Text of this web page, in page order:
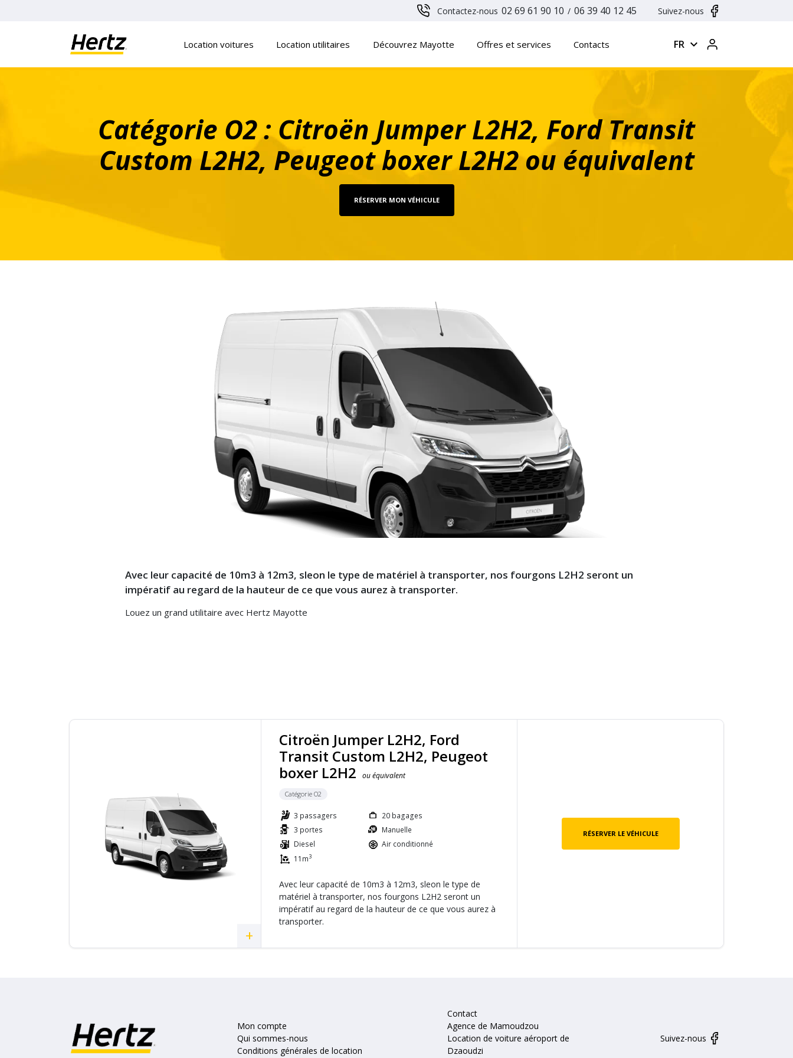
Contactez-nous 02 69 61 90 10 / 06 39 40 12 45 Suivez-nous
Location voitures Location utilitaires Découvrez Mayotte Offres et services Contacts FR expand_more
Catégorie O2 : Citroën Jumper L2H2, Ford Transit
Custom L2H2, Peugeot boxer L2H2 ou équivalent
RÉSERVER MON VÉHICULE
Avec leur capacité de 10m3 à 12m3, sleon le type de matériel à transporter, nos fourgons L2H2 seront un
impératif au regard de la hauteur de ce que vous aurez à transporter.
Louez un grand utilitaire avec Hertz Mayotte
+
Citroën Jumper L2H2, Ford
Transit Custom L2H2, Peugeot
boxer L2H2
ou équivalent
Catégorie O2
3 passagers
20 bagages
3 portes
Manuelle
Diesel
Air conditionné
11m3
Avec leur capacité de 10m3 à 12m3, sleon le type de
matériel à transporter, nos fourgons L2H2 seront un
impératif au regard de la hauteur de ce que vous aurez à
transporter.
RÉSERVER LE VÉHICULE
Mon compte
Qui sommes-nous
Conditions générales de location
Contact
Agence de Mamoudzou
Location de voiture aéroport de
Dzaoudzi
Suivez-nous